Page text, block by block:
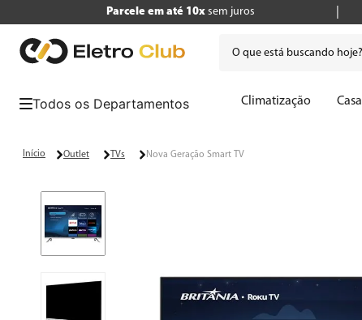
Parcele em até 10xsem juros
Climatização Casa
Outlet TVs Nova Geração Smart TV
6º caixa som
cafeteira